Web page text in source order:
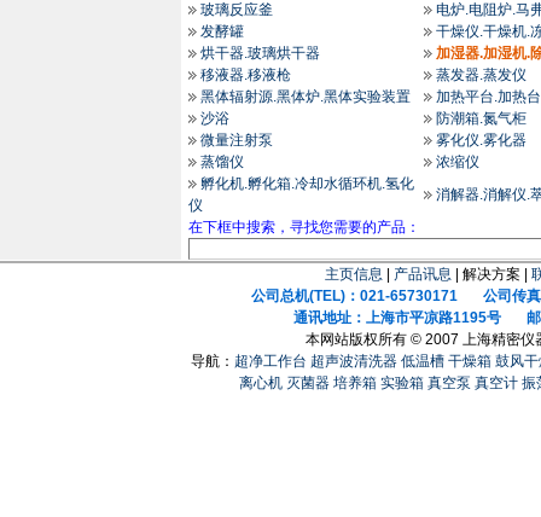
玻璃反应釜
电炉.电阻炉.马
发酵罐
干燥仪.干燥机.
烘干器.玻璃烘干器
加湿器.加湿机.
移液器.移液枪
蒸发器.蒸发仪
黑体辐射源.黑体炉.黑体实验装置
加热平台.加热
沙浴
防潮箱.氮气柜
微量注射泵
雾化仪.雾化器
蒸馏仪
浓缩仪
孵化机.孵化箱.冷却水循环机.氢化
仪
消解器.消解仪.
在下框中搜索，寻找您需要的产品：
主页信息 产品讯息 | 解决方案 |
公司总机(TEL)：021-65730171 公司传真
通讯地址：上海市平凉路1195号 邮
本网站版权所有 © 2007 上海精密仪
导航： 超净工作台 超声波清洗器 低温槽 干燥箱 鼓风
离心机 灭菌器 培养箱 实验箱 真空泵 真空计 振